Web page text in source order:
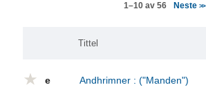
1–10 av 56 Neste>>
Tittel
e Andhrimner : ("Manden")